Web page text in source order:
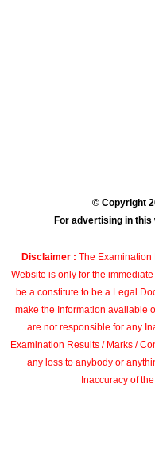
© Copyright
For advertising in
Disclaimer : The Examination
Website is only for the
be a constitute to be a Legal
make the Information available
are not responsible for any
Examination Results / Marks /
any loss to anybody or
Inaccuracy of